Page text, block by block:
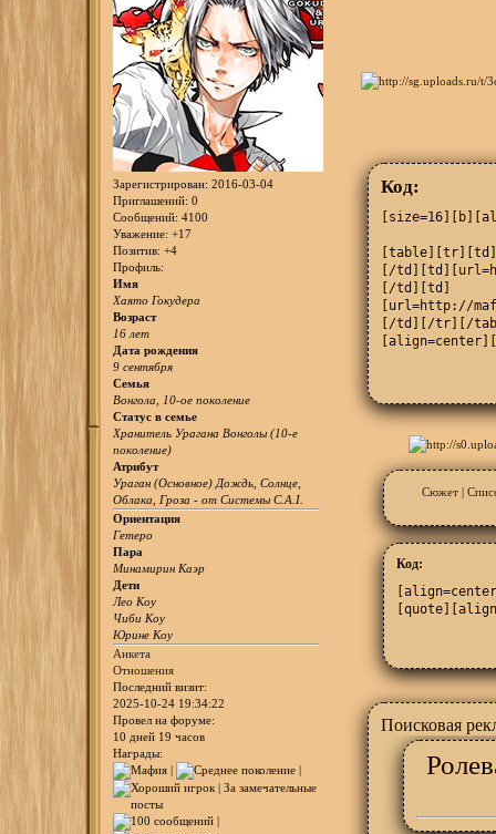
Зарегистрирован: 2016-03-04
Приглашений: 0
Сообщений: 4100
Уважение: +17
Позитив: +4
Профиль:
Имя
Хаято Гокудера
Возраст
16 лет
Дата рождения
9 сентября
Семья
Вонгола, 10-ое поколение
Статус в семье
Хранитель Урагана Вонголы (10-е
поколение)
Атрибут
Ураган (Основное) Дождь, Солнце,
Облака, Гроза - от Системы C.A.I.
Ориентация
Гетеро
Пара
Минамирин Каэр
Дети
Лео Коу
Чиби Коу
Юрине Коу
Анкета
Отношения
Последний визит:
2025-10-24 19:34:22
Провел на форуме:
10 дней 19 часов
Награды:
Код:
[/
[/td][td]
[url=http://
[/td][/tr][/
Сюжет |
Код:
Поисковая